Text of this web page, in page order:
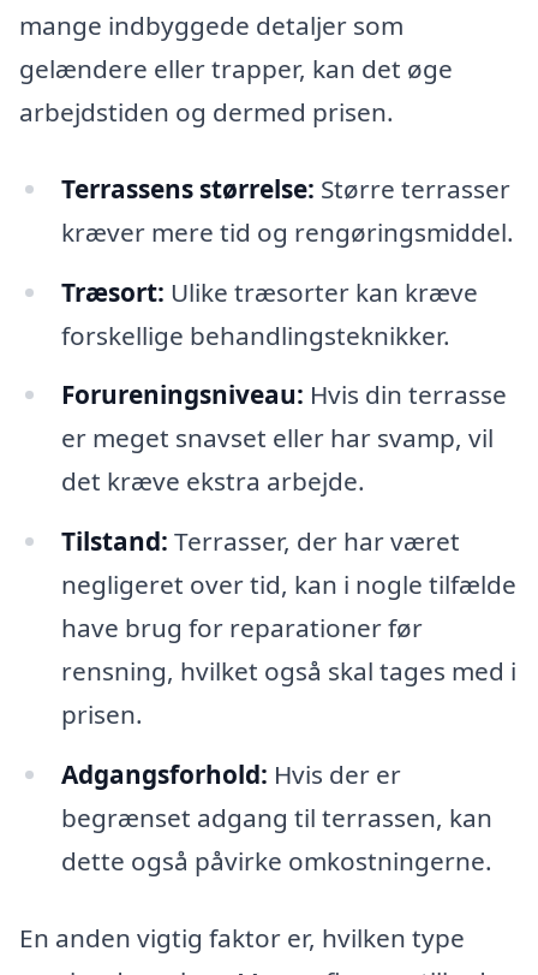
mange indbyggede detaljer som
gelændere eller trapper, kan det øge
arbejdstiden og dermed prisen.
Terrassens størrelse: Større terrasser
kræver mere tid og rengøringsmiddel.
Træsort: Ulike træsorter kan kræve
forskellige behandlingsteknikker.
Forureningsniveau: Hvis din terrasse
er meget snavset eller har svamp, vil
det kræve ekstra arbejde.
Tilstand: Terrasser, der har været
negligeret over tid, kan i nogle tilfælde
have brug for reparationer før
rensning, hvilket også skal tages med i
prisen.
Adgangsforhold: Hvis der er
begrænset adgang til terrassen, kan
dette også påvirke omkostningerne.
En anden vigtig faktor er, hvilken type